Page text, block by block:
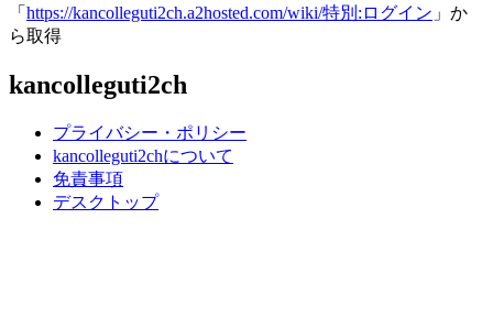
「 https://kancolleguti2ch.a2hosted.com/wiki/特別:ログイン 」か
ら取得
kancolleguti2ch
プライバシー・ポリシー
kancolleguti2chについて
免責事項
デスクトップ